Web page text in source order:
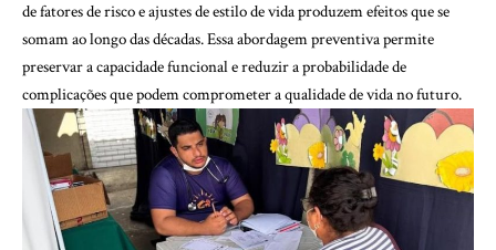
de fatores de risco e ajustes de estilo de vida produzem efeitos que se
somam ao longo das décadas. Essa abordagem preventiva permite
preservar a capacidade funcional e reduzir a probabilidade de
complicações que podem comprometer a qualidade de vida no futuro.